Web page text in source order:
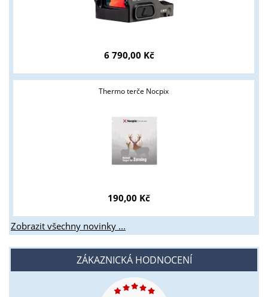
6 790,00 Kč
Thermo terče Nocpix
190,00 Kč
Zobrazit všechny novinky ...
ZÁKAZNICKÁ HODNOCENÍ
Tyto stránky jsou určeny pouze odborné veřejnosti od 18 let a
ANO NE